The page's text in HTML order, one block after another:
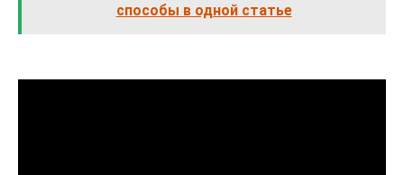
способы в одной статье